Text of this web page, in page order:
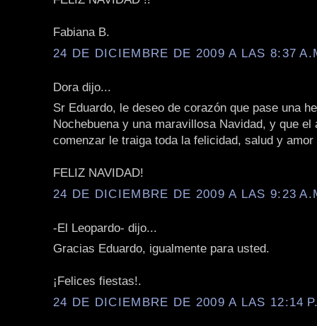
Fabiana B.
24 DE DICIEMBRE DE 2009 A LAS 8:37
Dora dijo...
Sr Eduardo, le deseo de corazón que pase una
Nochebuena y una maravillosa Navidad, y que el
comenzar le traiga toda la felicidad, salud y
FELIZ NAVIDAD!
24 DE DICIEMBRE DE 2009 A LAS 9:23
-El Leopardo- dijo...
Gracias Eduardo, igualmente para usted.
¡Felices fiestas!.
24 DE DICIEMBRE DE 2009 A LAS 12:14